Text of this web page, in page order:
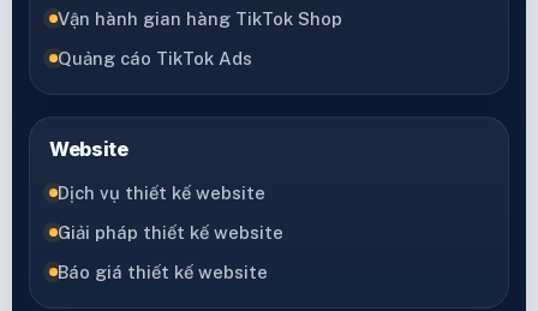
Vận hành gian hàng TikTok Shop
Quảng cáo TikTok Ads
Website
Dịch vụ thiết kế website
Giải pháp thiết kế website
Báo giá thiết kế website